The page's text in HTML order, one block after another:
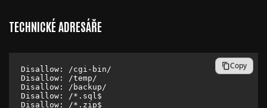
TECHNICKÉ ADRESÁŘE
Disallow: /cgi-bin/
Disallow: /temp/
Disallow: /backup/
Disallow: /*.sql$
Copy